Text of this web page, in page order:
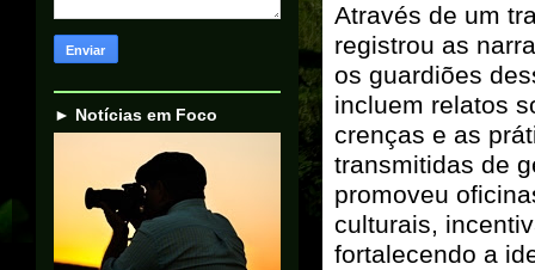
Através de um
registrou as
os guardiões
incluem relatos
crenças e as
transmitidas de
promoveu
culturais,
fortalecendo a
► Notícias em Foco